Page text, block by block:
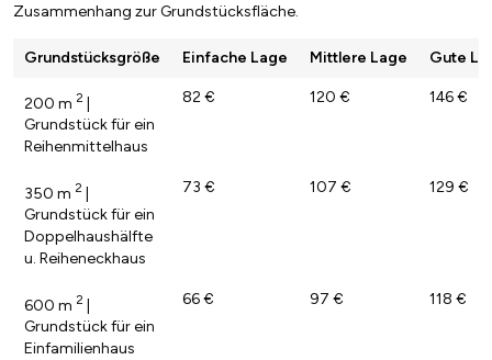
Zusammenhang zur Grundstücksfläche.
Grundstücksgröße Einfache Lage Mittlere Lage Gute
200 m 2 |
Grundstück für ein
Reihenmittelhaus
82 € 120 € 146 €
350 m 2 |
Grundstück für ein
Doppelhaushälfte
u. Reiheneckhaus
73 € 107 € 129 €
600 m 2 |
Grundstück für ein
Einfamilienhaus
66 € 97 € 118 €